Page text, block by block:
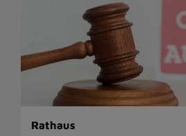
Rathaus